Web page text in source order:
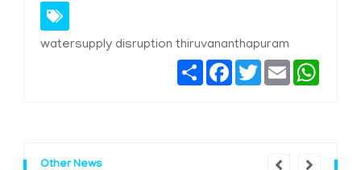
watersupply disruption thiruvananthapuram
ShareFacebook
TwitterEmail
Other News